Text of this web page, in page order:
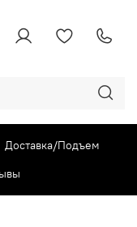
Доставка/Подъем